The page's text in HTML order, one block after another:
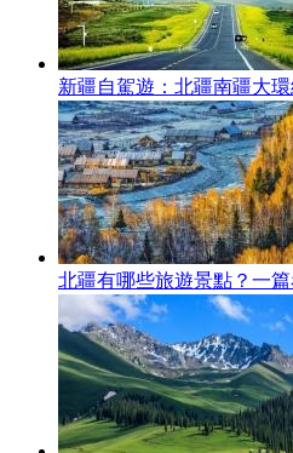
新疆自駕遊：北疆南疆大
北疆有哪些旅遊景點？一